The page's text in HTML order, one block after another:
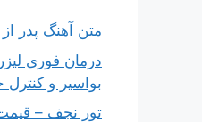
متن آهنگ پدر
درمان فوری
بواسیر و
تور نجف –